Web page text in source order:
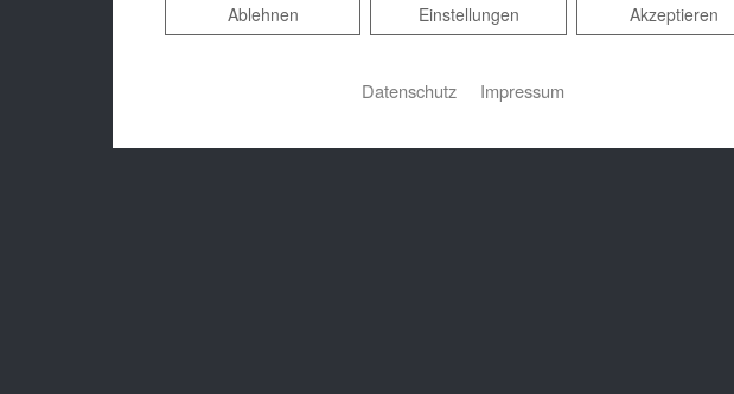
Akzeptieren
Einstellungen
Ablehnen
Ablehnen
Datenschutz Impressum